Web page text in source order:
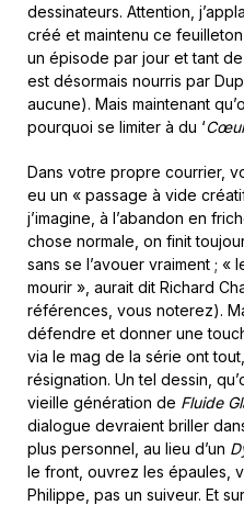
dessinateurs. Attention,
créé et maintenu ce
un épisode par jour et tant
est désormais nourris par
aucune). Mais maintenant
pourquoi se limiter à du ‘
Dans votre propre courrier,
eu un « passage à vide
j’imagine, à l’abandon en
chose normale, on finit
sans se l’avouer vraiment ;
mourir », aurait dit Richard
références, vous noterez).
défendre et donner une
via le mag de la série ont
résignation. Un tel dessin,
vieille génération de Fluide
dialogue devraient briller
plus personnel, au lieu d’un
le front, ouvrez les épaules,
Philippe, pas un suiveur. Et